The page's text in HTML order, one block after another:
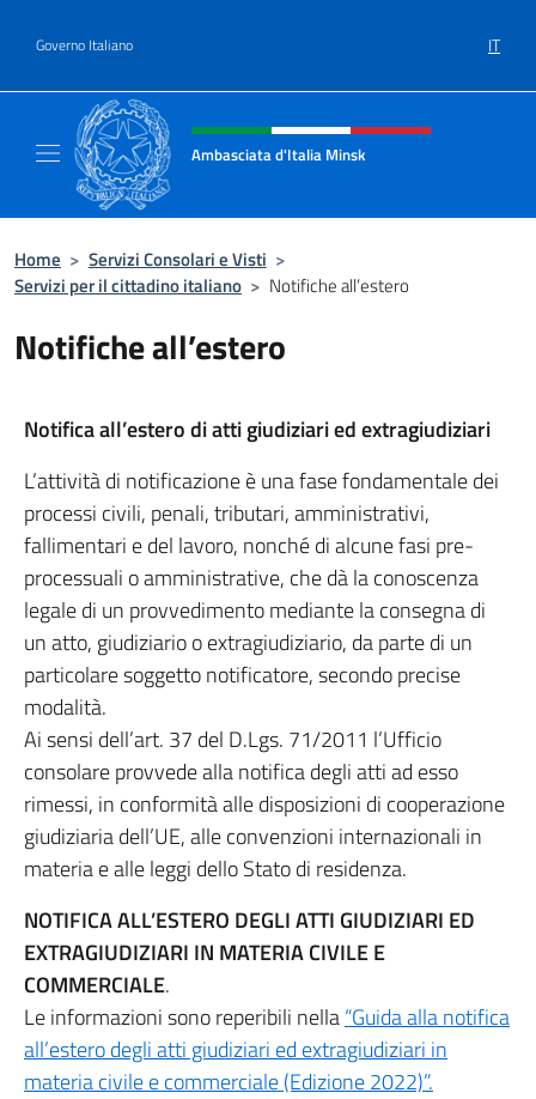
Governo Italiano IT
Intestazione sito, social e menù
Ambasciata d'Italia Minsk
Home > Servizi Consolari e Visti >
Servizi per il cittadino italiano > Notifiche all’estero
Notifiche all’estero
Notifica all’estero di atti giudiziari ed extragiudiziari
L’attività di notificazione è una fase fondamentale dei
processi civili, penali, tributari, amministrativi,
fallimentari e del lavoro, nonché di alcune fasi pre-
processuali o amministrative, che dà la conoscenza
legale di un provvedimento mediante la consegna di
un atto, giudiziario o extragiudiziario, da parte di un
particolare soggetto notificatore, secondo precise
modalità.
Ai sensi dell’art. 37 del D.Lgs. 71/2011 l’Ufficio
consolare provvede alla notifica degli atti ad esso
rimessi, in conformità alle disposizioni di cooperazione
giudiziaria dell’UE, alle convenzioni internazionali in
materia e alle leggi dello Stato di residenza.
NOTIFICA ALL’ESTERO DEGLI ATTI GIUDIZIARI ED
EXTRAGIUDIZIARI IN MATERIA CIVILE E
COMMERCIALE.
Le informazioni sono reperibili nella“Guida alla notifica
all’estero degli atti giudiziari ed extragiudiziari in
materia civile e commerciale (Edizione 2022)”.